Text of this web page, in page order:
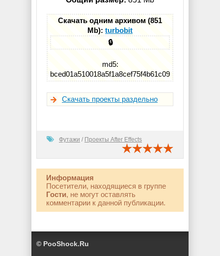
Скачать одним архивом (851
Mb): turbobit
🔒
md5:
bced01a510018a5f1a8cef75f4b61c09
Скачать проекты раздельно
Футажи / Проекты After Effects
Информация
Посетители, находящиеся в группе
Гости, не могут оставлять
комментарии к данной публикации.
© PooShock.Ru